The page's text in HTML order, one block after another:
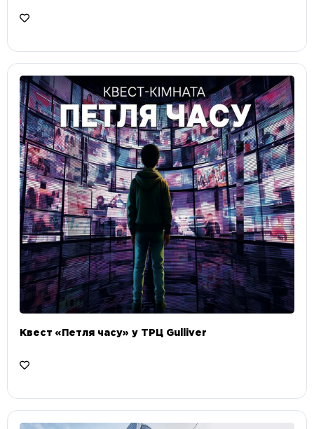
Квест «Петля часу» у ТРЦ Gulliver